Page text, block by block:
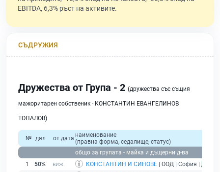
EBITDA, 6,3% ръст на активите.
СЪДРУЖИЯ
Дружества от Група - 2 (дружества със същия
мажоритарен собственик - КОНСТАНТИН ЕВАНГЕЛИНОВ
ТОПАЛОВ)
№ дял от дата наименование
(правна форма, седалище, статус)
общо за групата - майка и дъщерни д-ва
1
50% КОНСТАНТИН И СИНОВЕ | ООД | София |